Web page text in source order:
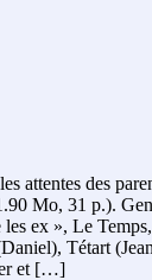
attentes des
Mo, 31 p.).
les ex », Le
Tétart
et […]